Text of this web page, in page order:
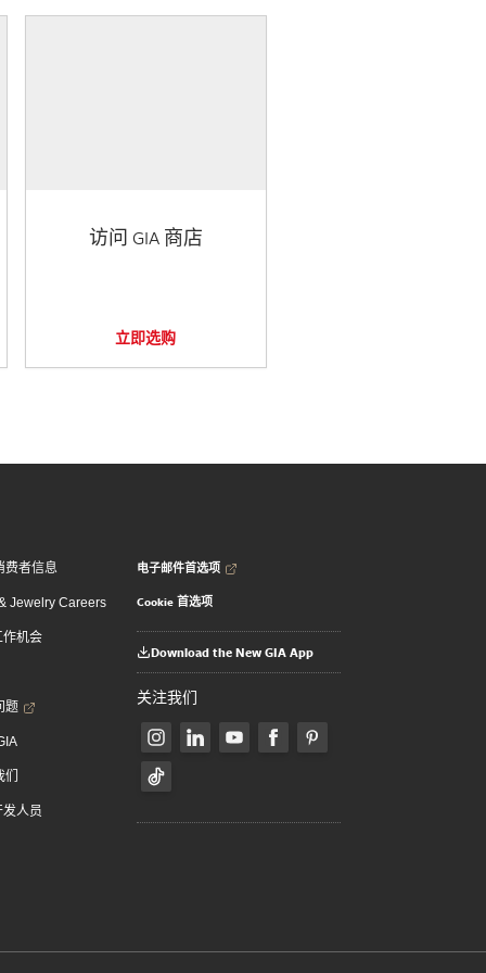
访问 GIA 商店
立即选购
费者信息
Jewelry Careers
作机会
题
发人员
电子邮件首选项
Cookie 首选项
Download the New GIA App
关注我们